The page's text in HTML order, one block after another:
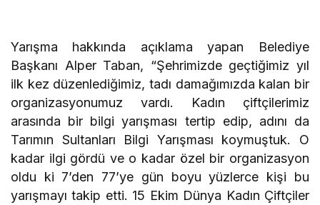
Yarışma hakkında açıklama yapan Belediye
Başkanı Alper Taban, “Şehrimizde geçtiğimiz yıl
ilk kez düzenlediğimiz, tadı damağımızda kalan bir
organizasyonumuz vardı. Kadın çiftçilerimiz
arasında bir bilgi yarışması tertip edip, adını da
Tarımın Sultanları Bilgi Yarışması koymuştuk. O
kadar ilgi gördü ve o kadar özel bir organizasyon
oldu ki 7’den 77’ye gün boyu yüzlerce kişi bu
yarışmayı takip etti. 15 Ekim Dünya Kadın Çiftçiler